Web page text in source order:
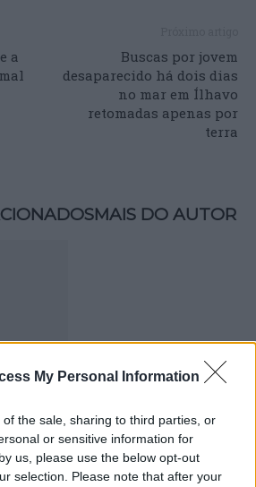
My Personal Information
the sale, sharing to third parties, or
or sensitive information for
us, please use the below opt-out
selection. Please note that after your
a
Buscas por jovem
desaparecido há dois dias
no mar em Ílhavo
retomadas apenas por
terra
MAIS DO AUTOR
saúdam Banda
pelo 1º lugar no
de Valência